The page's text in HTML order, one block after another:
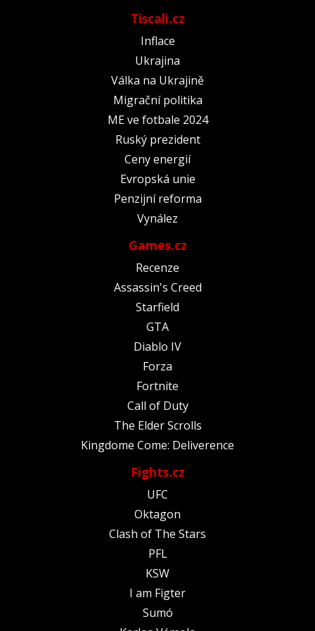
Tiscali.cz
Inflace
Ukrajina
Válka na Ukrajině
Migrační politika
ME ve fotbale 2024
Ruský prezident
Ceny energií
Evropská unie
Penzijní reforma
Vynález
Games.cz
Recenze
Assassin's Creed
Starfield
GTA
Diablo IV
Forza
Fortnite
Call of Duty
The Elder Scrolls
Kingdome Come: Deliverence
Fights.cz
UFC
Oktagon
Clash of The Stars
PFL
KSW
I am Figter
Sumó